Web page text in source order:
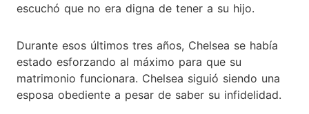
escuchó que no era digna de tener a su hijo.
Durante esos últimos tres años, Chelsea se había
estado esforzando al máximo para que su
matrimonio funcionara. Chelsea siguió siendo una
esposa obediente a pesar de saber su infidelidad.